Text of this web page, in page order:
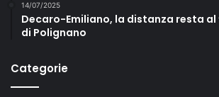
14/07/2025
Decaro-Emiliano, la distanza resta al
di Polignano
Categorie